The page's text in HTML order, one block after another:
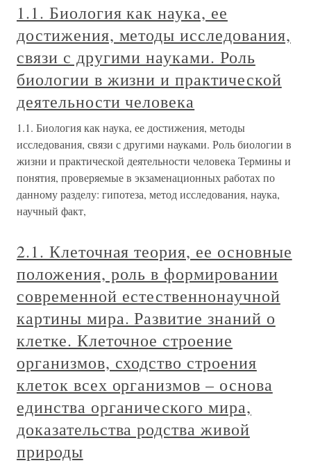
1.1. Биология как наука, ее
достижения, методы исследования,
связи с другими науками. Роль
биологии в жизни и практической
деятельности человека
1.1. Биология как наука, ее достижения, методы
исследования, связи с другими науками. Роль биологии в
жизни и практической деятельности человека Термины и
понятия, проверяемые в экзаменационных работах по
данному разделу: гипотеза, метод исследования, наука,
научный факт,
2.1. Клеточная теория, ее основные
положения, роль в формировании
современной естественнонаучной
картины мира. Развитие знаний о
клетке. Клеточное строение
организмов, сходство строения
клеток всех организмов – основа
единства органического мира,
доказательства родства живой
природы